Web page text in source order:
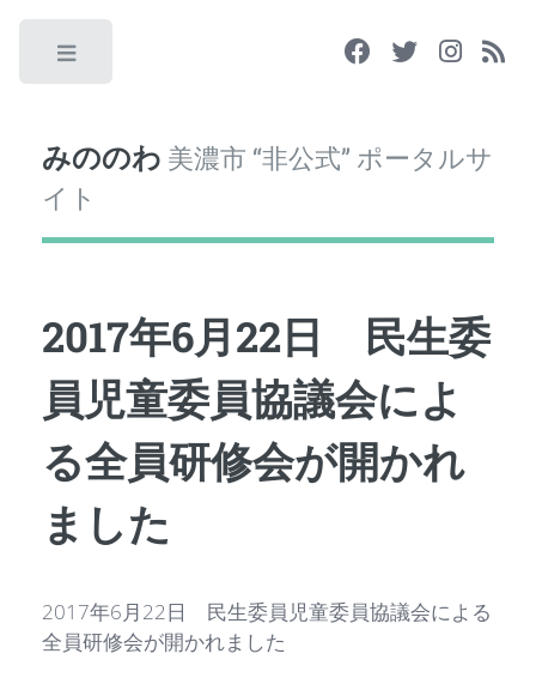
みののわ 美濃市 “非公式” ポータルサ
イト
2017年6月22日 民生委
員児童委員協議会によ
る全員研修会が開かれ
ました
2017年6月22日 民生委員児童委員協議会による
全員研修会が開かれました
Toggle